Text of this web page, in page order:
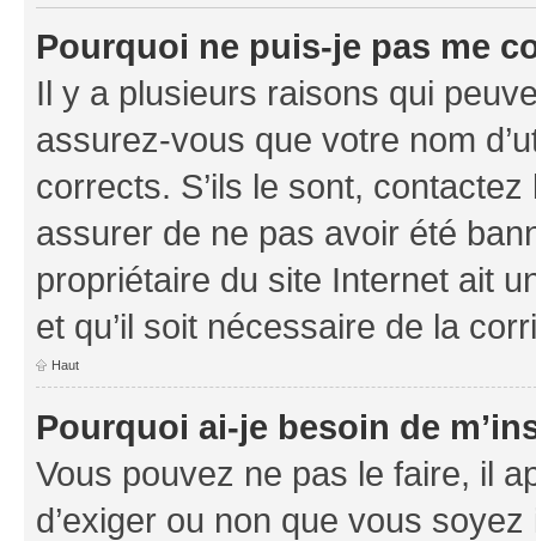
Pourquoi ne puis-je pas me
Il y a plusieurs raisons qui
assurez-vous que votre nom
corrects. S’ils le sont,
assurer de ne pas avoir été
propriétaire du site Internet ait
et qu’il soit nécessaire de la
Haut
Pourquoi ai-je besoin de
Vous pouvez ne pas le faire, il
d’exiger ou non que vous